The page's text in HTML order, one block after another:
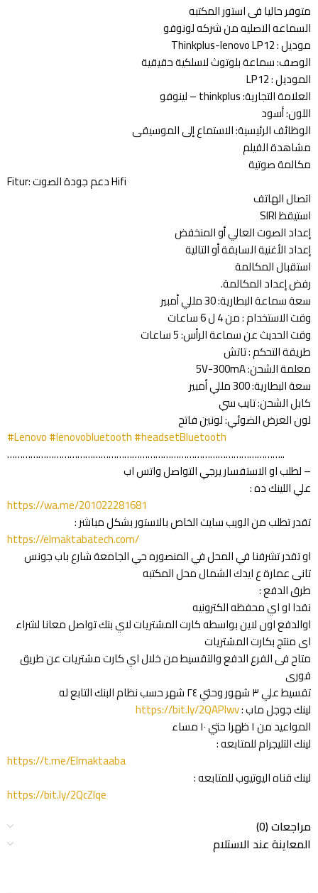
متوفر حاليا فى استور المكتبه
السماعه الاصليه من شركه لونوفو
موديل : Thinkplus-lenovo LP12
الوصف: سماعة بلوتوث لاسلكية حقيقية
الموديل : LP12
العلامة التجارية: thinkplus – لينوفو
اللون: أسود
الوظائف الرئيسية: الاستماع إلى الموسيقى
مشاهدة الفيلم
مكالمة صوتية
Fitur: دعم جودة الصوت Hifi
اتصال الهاتف
استيقظ SIRI
إعداد الصوت العالي أو المنخفض
إعداد الأغنية السابقة أو التالية
استقبال المكالمة
رفض إعداد المكالمة.
سعة سماعة البطارية: 30 مللي أمبير
وقت الاستخدام : من 4 ل 6 ساعات
وقت الحديث عن سماعة الرأس: 5 ساعات
طريقة التحكم : تاتش
معلمة الشحن: 5V-300mA
سعة البطارية: 300 مللي أمبير
كابل الشحن: تايب سي
لون العرض الضوئي: لونين فاتح
#Lenovo#lenovobluetooth#headsetBluetooth
……………………………………………………………………………………………..
– لطلب او الاستفسار يرجي التواصل واتس اب
علي اللينك ده :
https://wa.me/201022281681
تقدر تطلب من الويب سايت الخاص بالاستور بشكل مباشر :
https://elmaktabatech.com/
او تقدر تشرفنا في المحل في المنصوره حي الجامعة شارع باب جونس
تانى عمارة ع ايدك الشمال محل المكتبه
طرق الدفع :
نقدا او اي محفظه الكترونيه
اوالدفع اون لاين بواسطه كارت المشتريات لاي بنك تواصل معانا لشراء
اى منتج بكارت المشتريات
متاح فى الفرع الدفع والتقسيط من خلال اي كارت مشتريات عن طريق
فورى
تقسيط علي ٣ شهور وحتي ٢٤ شهر حسب نظام البنك التابع له
لينك جوجل ماب :https://bit.ly/2QAPlwv
المواعيد من ١ ظهرا حتي ١٠ مساء
لينك التليجرام للمتابعه :
https://t.me/Elmaktaaba
لينك قناه اليوتيوب للمتابعه :
https://bit.ly/2QcZIqe
مراجعات (0)
المعاينة عند الاستلام